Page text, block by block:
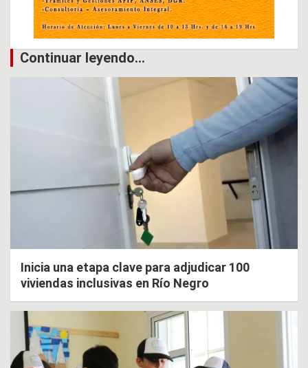
Continuar leyendo...
Inicia una etapa clave para adjudicar 100
viviendas inclusivas en Río Negro